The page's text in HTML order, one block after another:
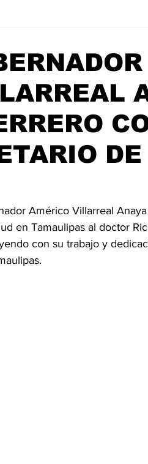
Américo Villarreal
en Tamaulipas al doctor
con su trabajo y